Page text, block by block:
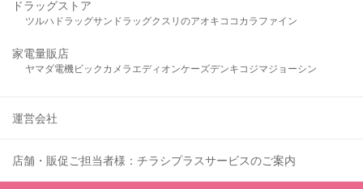
ドラッグストア
ツルハドラッグサンドラッグクスリのアオキ ココカラファイン
家電量販店
ヤマダ電機ビックカメラ エディオンケーズデンキ コジマジョーシン
運営会社
店舗・販促ご担当者様：チラシプラスサービスのご案内